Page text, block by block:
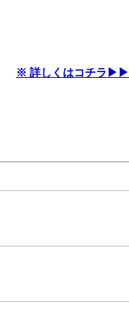
※ 詳しくはコチラ